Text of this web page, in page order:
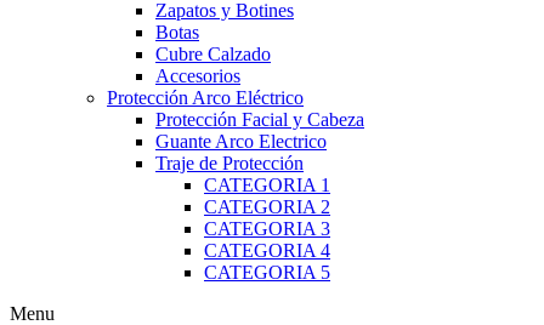
Zapatos y Botines
Botas
Cubre Calzado
Accesorios
Protección Arco Eléctrico
Protección Facial y Cabeza
Guante Arco Electrico
Traje de Protección
CATEGORIA 1
CATEGORIA 2
CATEGORIA 3
CATEGORIA 4
CATEGORIA 5
Menu